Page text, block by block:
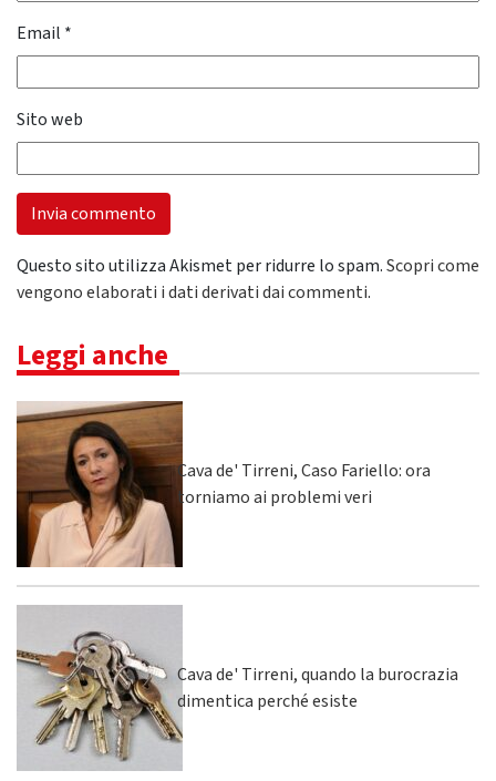
Email *
Sito web
Questo sito utilizza Akismet per ridurre lo spam.Scopri come
vengono elaborati i dati derivati dai commenti.
Leggi anche
Cava de' Tirreni, Caso Fariello: ora
torniamo ai problemi veri
Cava de' Tirreni, quando la burocrazia
dimentica perché esiste